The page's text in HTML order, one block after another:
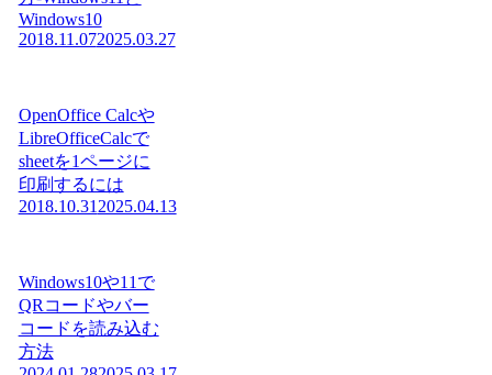
Windows10
2018.11.072025.03.27
OpenOffice Calcや
LibreOfficeCalcで
sheetを1ページに
印刷するには
2018.10.31 2025.04.13
Windows10や11で
QRコードやバー
コードを読み込む
方法